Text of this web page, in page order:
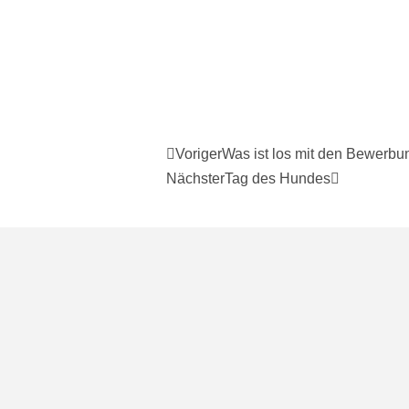
VorigerWas ist los mit den
NächsterTag des Hundes